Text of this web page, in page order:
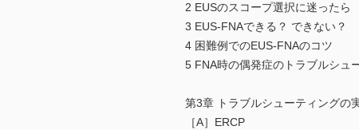
2 EUSのスコープ選択に迷ったら
3 EUS-FNAできる？ できない？
4 困難例でのEUS-FNAのコツ
5 FNA時の偶発症のトラブルシュ
第3章 トラブルシューティングの
［A］ERCP